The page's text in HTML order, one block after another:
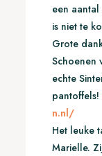
een
is niet te
Grote
Schoenen
echte
pantoffels!
n.nl/
Het leuke
Marielle.